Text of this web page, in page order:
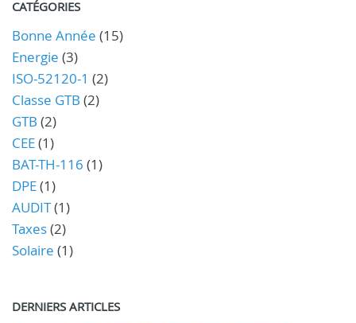
CATÉGORIES
Bonne Année (15)
Energie (3)
ISO-52120-1 (2)
Classe GTB (2)
GTB (2)
CEE(1)
BAT-TH-116 (1)
DPE(1)
AUDIT(1)
Taxes(2)
Solaire (1)
DERNIERS ARTICLES